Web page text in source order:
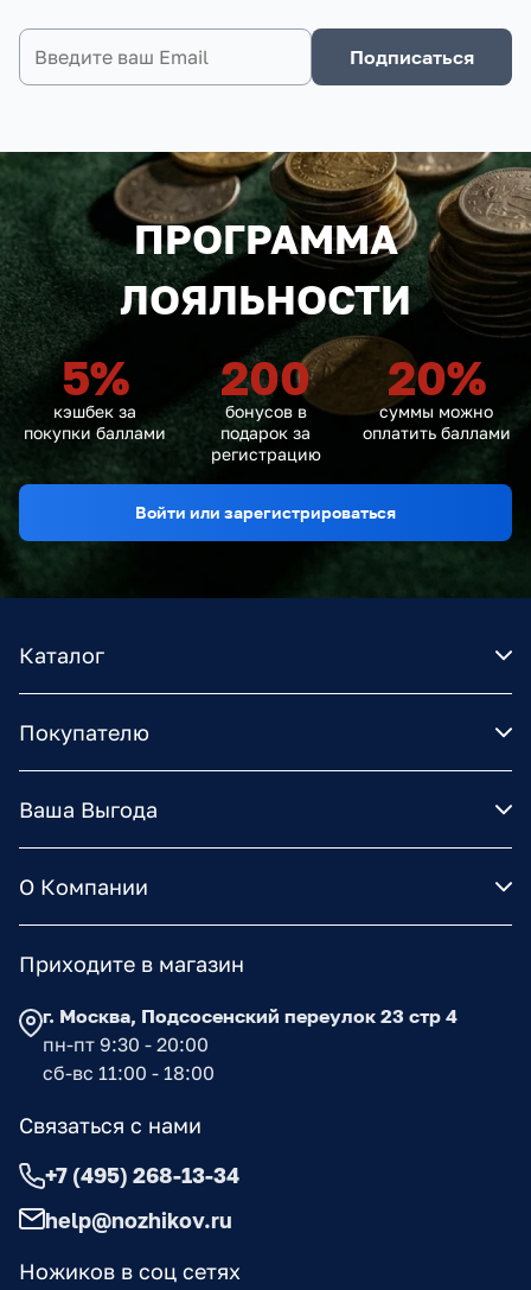
Подписаться
ПРОГРАММА
ЛОЯЛЬНОСТИ
5%
кэшбек за
покупки баллами
200
бонусов в
подарок за
регистрацию
20%
суммы можно
оплатить баллами
Войти или зарегистрироваться
Каталог
Покупателю
Ваша Выгода
О Компании
Ножиков в соц сетях
Приходите в магазин
г. Москва, Подсосенский переулок 23 стр 4
пн-пт 9:30 - 20:00
сб-вс 11:00 - 18:00
Связаться с нами
+7 (495) 268-13-34
help@nozhikov.ru